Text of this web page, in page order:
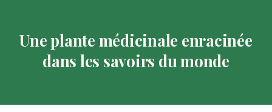
Une plante médicinale enracinée
dans les savoirs du monde